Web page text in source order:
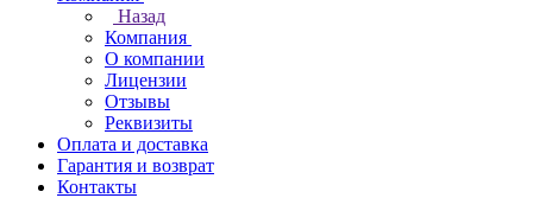
Назад
Компания
О компании
Лицензии
Отзывы
Реквизиты
Оплата и доставка
Гарантия и возврат
Контакты